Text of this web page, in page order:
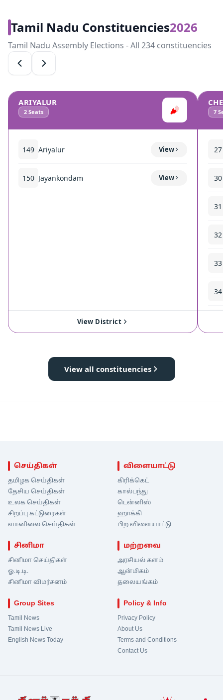
Tamil Nadu Constituencies2026
Tamil Nadu Assembly Elections - All 234 constituencies
ARIYALUR
2 Seats
149 Ariyalur View
150 Jayankondam View
View District
7
27
30
31
32
33
34
View all constituencies
செய்திகள்
தமிழக செய்திகள்
தேசிய செய்திகள்
உலக செய்திகள்
சிறப்பு கட்டுரைகள்
வானிலை செய்திகள்
விளையாட்டு
கிரிக்கெட்
கால்பந்து
டென்னிஸ்
ஹாக்கி
பிற விளையாட்டு
சினிமா
சினிமா செய்திகள்
ஓ.டி.டி.
சினிமா விமர்சனம்
மற்றவை
அரசியல் களம்
ஆன்மிகம்
தலையங்கம்
Group Sites
Tamil News
Tamil News Live
English News Today
Policy & Info
Privacy Policy
About Us
Terms and Conditions
Contact Us